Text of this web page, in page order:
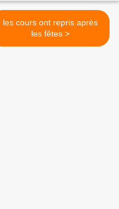
les cours ont repris après
les fêtes >